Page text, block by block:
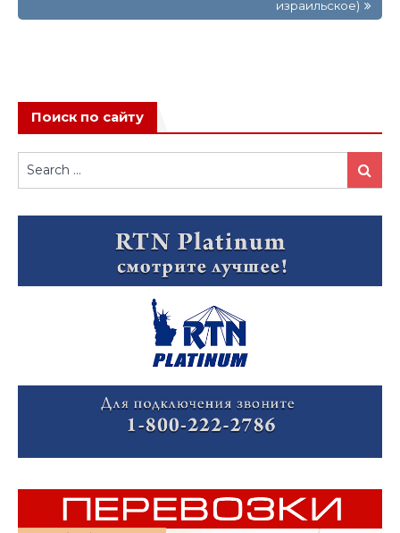
израильское)
Поиск по сайту
Search
for:
Search